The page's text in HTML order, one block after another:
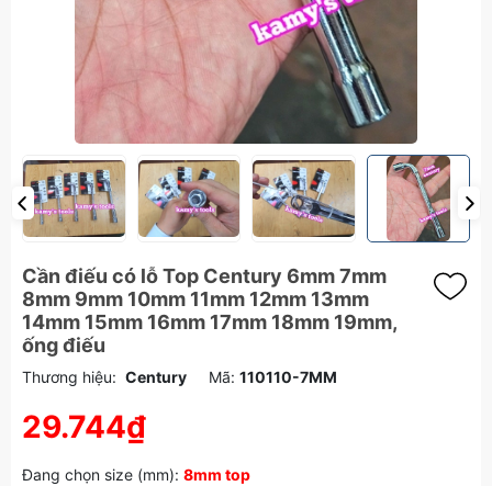
Cần điếu có lỗ Top Century 6mm 7mm
8mm 9mm 10mm 11mm 12mm 13mm
14mm 15mm 16mm 17mm 18mm 19mm,
ống điếu
Thương hiệu: Century Mã: 110110-7MM
29.744₫
Đang chọn size (mm): 8mm top